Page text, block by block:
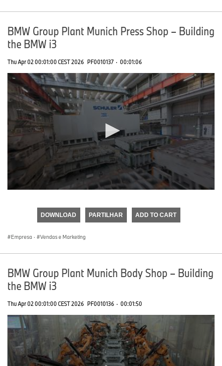
BMW Group Plant Munich Press Shop – Building
the BMW i3
Thu Apr 02 00:01:00 CEST 2026 PF0010137 · 00:01:06
DOWNLOAD PARTILHAR ADD TO CART
Empresa · Vendas e Marketing
BMW Group Plant Munich Body Shop – Building
the BMW i3
Thu Apr 02 00:01:00 CEST 2026 PF0010136 · 00:01:50